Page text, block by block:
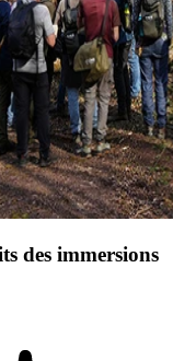
des immersions